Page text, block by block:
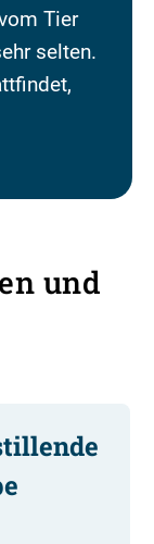
Tier
selten.
und